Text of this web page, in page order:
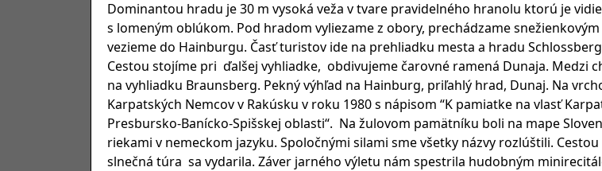
Dominantou hradu je 30 m vysoká veža v tvare pravidelného hranolu ktorú je
s lomeným oblúkom. Pod hradom vyliezame z obory, prechádzame
vezieme do Hainburgu. Časť turistov ide na prehliadku mesta a hradu
Cestou stojíme pri ďalšej vyhliadke, obdivujeme čarovné ramená Dunaja. Medzi
na vyhliadku Braunsberg. Pekný výhľad na Hainburg, priľahlý hrad, Dunaj. Na
Karpatských Nemcov v Rakúsku v roku 1980 s nápisom “K pamiatke na vlasť
Presbursko-Banícko-Spišskej oblasti“. Na žulovom pamätníku boli na mape
riekami v nemeckom jazyku. Spoločnými silami sme všetky názvy rozlúštili.
slnečná túra sa vydarila. Záver jarného výletu nám spestrila hudobným